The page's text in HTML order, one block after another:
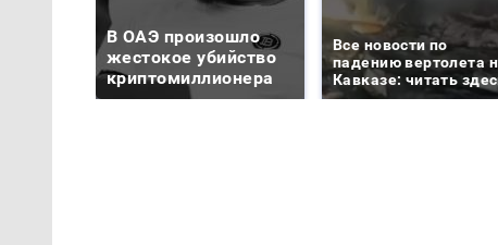
В ОАЭ произошло
жестокое убийство
криптомиллионера
Все новости по
падению вертолета
Кавказе: читать